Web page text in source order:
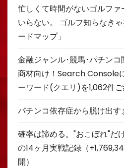
忙しくて時間がないゴルフ
いらない。 ゴルフ知らなき
ードマップ」
金融ジャンル･競馬･パチン
商材向け！Search Console
ーワード(クエリ)を1,062件
パチンコ依存症から脱け出す
確率は諦める。"おこぼれ"だ
の14ヶ月実戦記録（
開）